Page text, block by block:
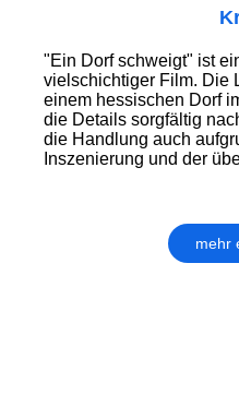
"Ein Dorf schweigt" ist
vielschichtiger Film. Die
einem hessischen Dorf
die Details sorgfältig
die Handlung auch
Inszenierung und der
mehr